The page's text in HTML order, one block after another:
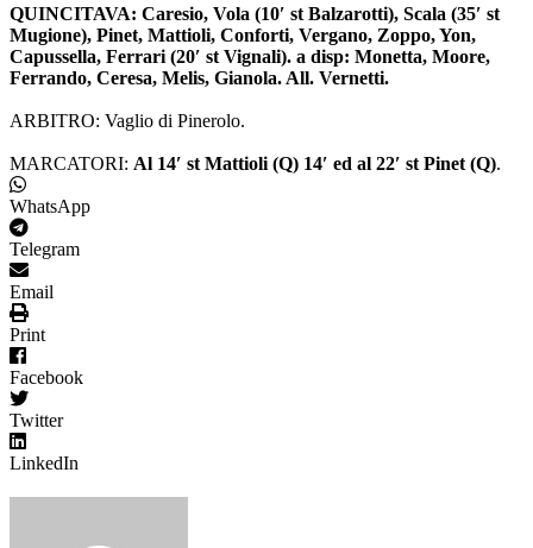
QUINCITAVA: Caresio, Vola (10′ st Balzarotti), Scala (35′ st
Mugione), Pinet, Mattioli, Conforti, Vergano, Zoppo, Yon,
Capussella, Ferrari (20′ st Vignali). a disp: Monetta, Moore,
Ferrando, Ceresa, Melis, Gianola. All. Vernetti.
ARBITRO: Vaglio di Pinerolo.
MARCATORI: Al 14′ st Mattioli (Q) 14′ ed al 22′ st Pinet (Q).
WhatsApp
Telegram
Email
Print
Facebook
Twitter
LinkedIn